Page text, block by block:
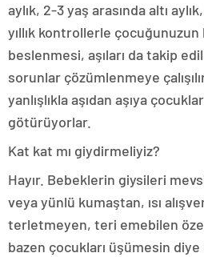
aylık, 2-3 yaş arasında altı
yıllık kontrollerle
beslenmesi, aşıları da takip
sorunlar çözümlenmeye
yanlışlıkla aşıdan aşıya
götürüyorlar.
Kat kat mı giydirmeliyiz?
Hayır. Bebeklerin giysileri
veya yünlü kumaştan, ısı
terletmeyen, teri emebilen
bazen çocukları üşümesin